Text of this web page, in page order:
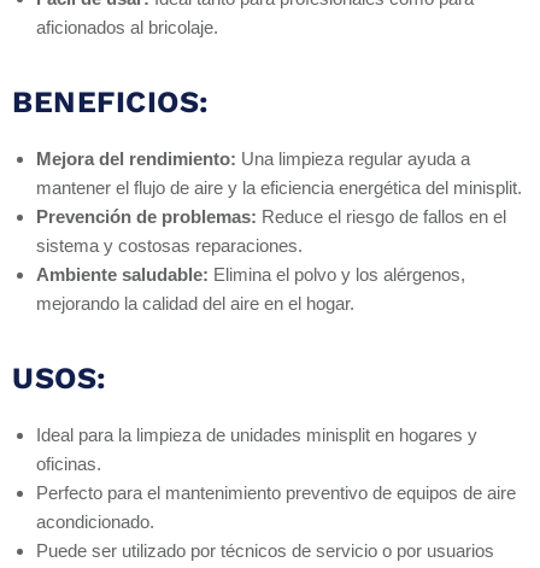
aficionados al bricolaje.
BENEFICIOS:
Mejora del rendimiento: Una limpieza regular ayuda a
mantener el flujo de aire y la eficiencia energética del minisplit.
Prevención de problemas: Reduce el riesgo de fallos en el
sistema y costosas reparaciones.
Ambiente saludable: Elimina el polvo y los alérgenos,
mejorando la calidad del aire en el hogar.
USOS:
Ideal para la limpieza de unidades minisplit en hogares y
oficinas.
Perfecto para el mantenimiento preventivo de equipos de aire
acondicionado.
Puede ser utilizado por técnicos de servicio o por usuarios